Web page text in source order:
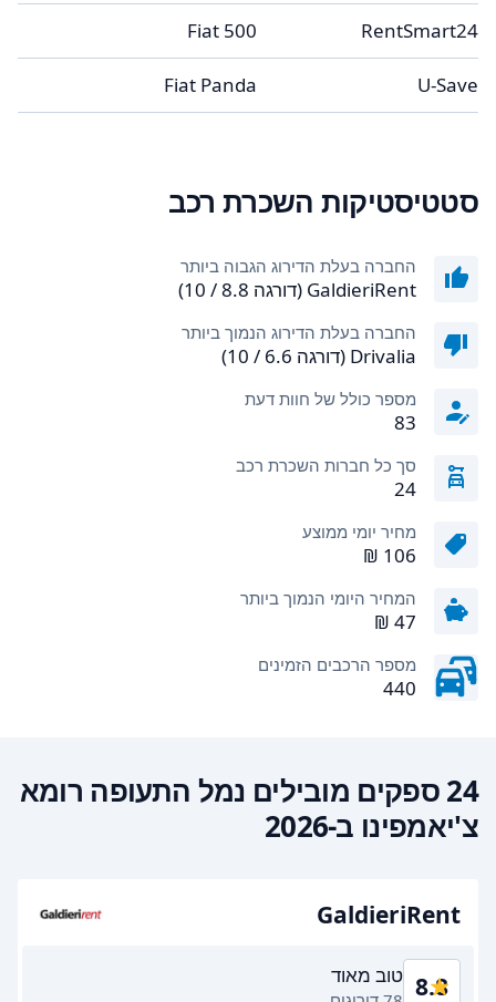
RentSmart24
Fiat 500
U-Save
Fiat Panda
סטטיסטיקות השכרת רכב
החברה בעלת הדירוג הגבוה ביותר
GaldieriRent (דורגה 8.8 / 10)
החברה בעלת הדירוג הנמוך ביותר
Drivalia (דורגה 6.6 / 10)
מספר כולל של חוות דעת
83
סך כל חברות השכרת רכב
24
מחיר יומי ממוצע
המחיר היומי הנמוך ביותר
מספר הרכבים הזמינים
440
24 ספקים מובילים נמל התעופה רומא
צ'יאמפינו ב-2026
GaldieriRent
8.8 טוב מאוד